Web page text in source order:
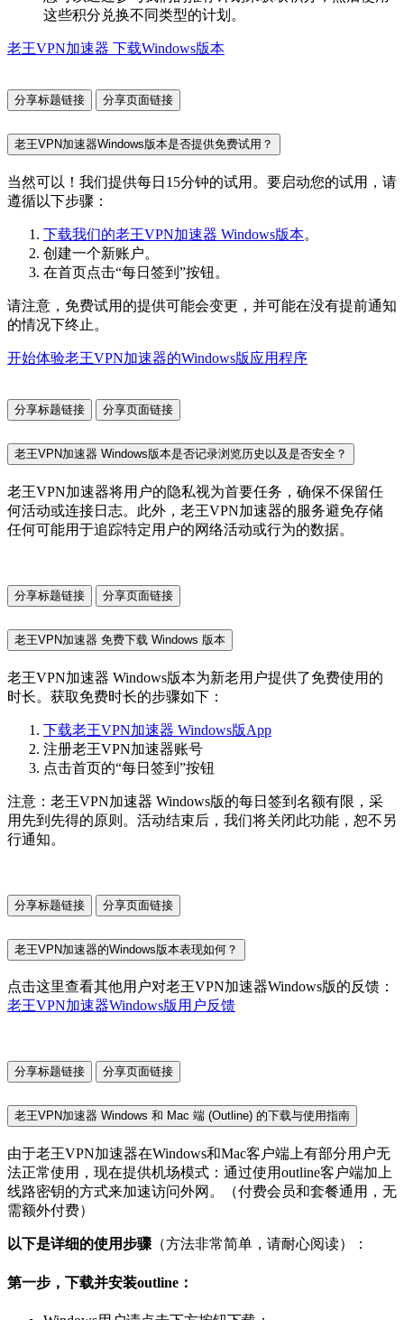
这些积分兑换不同类型的计划。
老王VPN加速器 下载Windows版本
分享标题链接 分享页面链接
老王VPN加速器Windows版本是否提供免费试用？
当然可以！我们提供每日15分钟的试用。要启动您的试用，请
遵循以下步骤：
下载我们的老王VPN加速器 Windows版本。
创建一个新账户。
在首页点击“每日签到”按钮。
请注意，免费试用的提供可能会变更，并可能在没有提前通知
的情况下终止。
开始体验老王VPN加速器的Windows版应用程序
分享标题链接 分享页面链接
老王VPN加速器 Windows版本是否记录浏览历史以及是否安全？
老王VPN加速器将用户的隐私视为首要任务，确保不保留任
何活动或连接日志。此外，老王VPN加速器的服务避免存储
任何可能用于追踪特定用户的网络活动或行为的数据。
分享标题链接 分享页面链接
老王VPN加速器 免费下载 Windows 版本
老王VPN加速器 Windows版本为新老用户提供了免费使用的
时长。获取免费时长的步骤如下：
下载老王VPN加速器 Windows版App
注册老王VPN加速器账号
点击首页的“每日签到”按钮
注意：老王VPN加速器 Windows版的每日签到名额有限，采
用先到先得的原则。活动结束后，我们将关闭此功能，恕不另
行通知。
分享标题链接 分享页面链接
老王VPN加速器的Windows版本表现如何？
点击这里查看其他用户对老王VPN加速器Windows版的反馈：
老王VPN加速器Windows版用户反馈
分享标题链接 分享页面链接
老王VPN加速器 Windows 和 Mac 端 (Outline) 的下载与使用指南
由于老王VPN加速器在Windows和Mac客户端上有部分用户无
法正常使用，现在提供机场模式：通过使用outline客户端加上
线路密钥的方式来加速访问外网。（付费会员和套餐通用，无
需额外付费）
以下是详细的使用步骤 （方法非常简单，请耐心阅读）：
第一步，下载并安装outline：